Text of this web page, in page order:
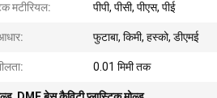
मटीरियल: पीपी, पीसी, पीएस, पीई
फुटाबा, किमी, हस्को, डीएमई
0.01 मिमी तक